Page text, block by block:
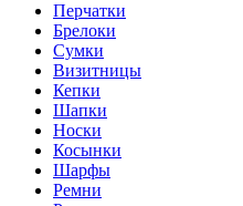
Перчатки
Брелоки
Сумки
Визитницы
Кепки
Шапки
Носки
Косынки
Шарфы
Ремни